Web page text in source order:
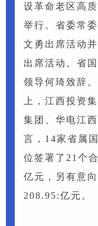
设革命老区高
举行。省委常
文勇出席活动
出席活动。省
领导何琦致辞
上，江西投资
集团、华电江
言，14家省属
位签署了21个
亿元，另有意
208.95:亿元。